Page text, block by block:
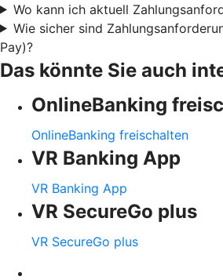
Wo kann ich aktuell
Wie sicher sind
Pay)?
Das könnte Sie auch
OnlineBanking
OnlineBanking freischalten
VR Banking App
VR Banking App
VR SecureGo plus
VR SecureGo plus